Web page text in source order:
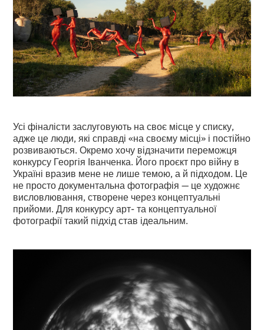
Усі фіналісти заслуговують на своє місце у списку,
адже це люди, які справді «на своєму місці» і постійно
розвиваються. Окремо хочу відзначити переможця
конкурсу Георгія Іванченка. Його проєкт про війну в
Україні вразив мене не лише темою, а й підходом. Це
не просто документальна фотографія — це художнє
висловлювання, створене через концептуальні
прийоми. Для конкурсу арт- та концептуальної
фотографії такий підхід став ідеальним.